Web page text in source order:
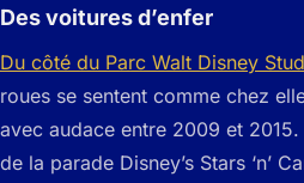
Des voitures d’enfer
Du côté du Parc Walt Disney
roues se sentent comme chez
avec audace entre 2009 et
de la parade Disney’s Stars ‘n’